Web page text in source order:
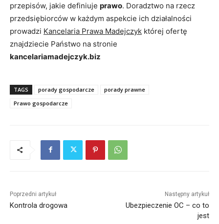
przepisów, jakie definiuje prawo. Doradztwo na rzecz
przedsiębiorców w każdym aspekcie ich działalności
prowadzi Kancelaria Prawa Madejczyk której ofertę
znajdziecie Państwo na stronie
kancelariamadejczyk.biz
TAGS porady gospodarcze
porady prawne
Prawo gospodarcze
Poprzedni artykuł
Kontrola drogowa
Następny artykuł
Ubezpieczenie OC – co to
jest